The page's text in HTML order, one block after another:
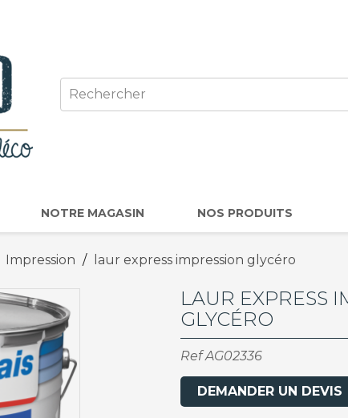
NOTRE MAGASIN NOS PRODUITS
Impression laur express impression glycéro
LAUR EXPRESS
GLYCÉRO
Ref AG02336
DEMANDER UN DEVIS